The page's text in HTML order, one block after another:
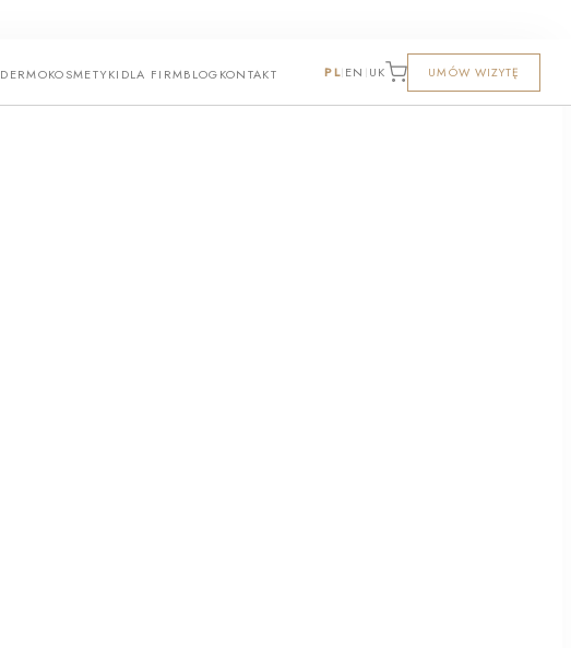
DERMOKOSMETYKI DLA FIRMBLOGKONTAKT PL| EN | UK UMÓW WIZYTĘ